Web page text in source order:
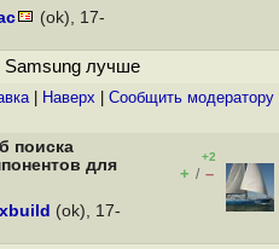
(ok), 17-
Samsung лучше
| Наверх Cообщить модератору
поиска
для
+2
+ / –
(ok), 17-